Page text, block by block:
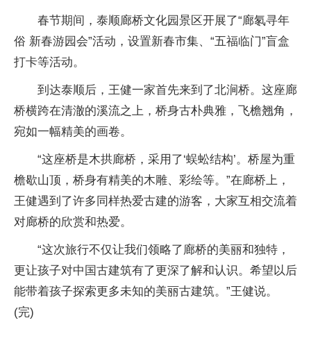
春节期间，泰顺廊桥文化园景区开展了“廊氡寻年
俗 新春游园会”活动，设置新春市集、“五福临门”盲盒
打卡等活动。
到达泰顺后，王健一家首先来到了北涧桥。这座廊
桥横跨在清澈的溪流之上，桥身古朴典雅，飞檐翘角，
宛如一幅精美的画卷。
“这座桥是木拱廊桥，采用了‘蜈蚣结构’。桥屋为重
檐歇山顶，桥身有精美的木雕、彩绘等。”在廊桥上，
王健遇到了许多同样热爱古建的游客，大家互相交流着
对廊桥的欣赏和热爱。
“这次旅行不仅让我们领略了廊桥的美丽和独特，
更让孩子对中国古建筑有了更深了解和认识。希望以后
能带着孩子探索更多未知的美丽古建筑。”王健说。
(完)